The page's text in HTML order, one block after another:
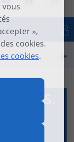
»,
cookies.
cookies.
Se connecter